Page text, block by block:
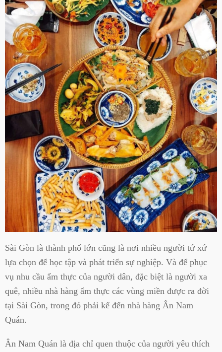
Sài Gòn là thành phố lớn cũng là nơi nhiều người tứ xứ
lựa chọn để học tập và phát triển sự nghiệp. Và để phục
vụ nhu cầu ẩm thực của người dân, đặc biệt là người xa
quê, nhiều nhà hàng ẩm thực các vùng miền được ra đời
tại Sài Gòn, trong đó phải kể đến nhà hàng Ân Nam
Quán.
Ân Nam Quán là địa chỉ quen thuộc của người yêu thích